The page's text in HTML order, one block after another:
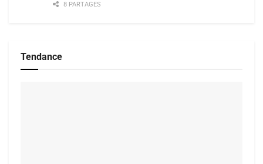
8 PARTAGES
Tendance